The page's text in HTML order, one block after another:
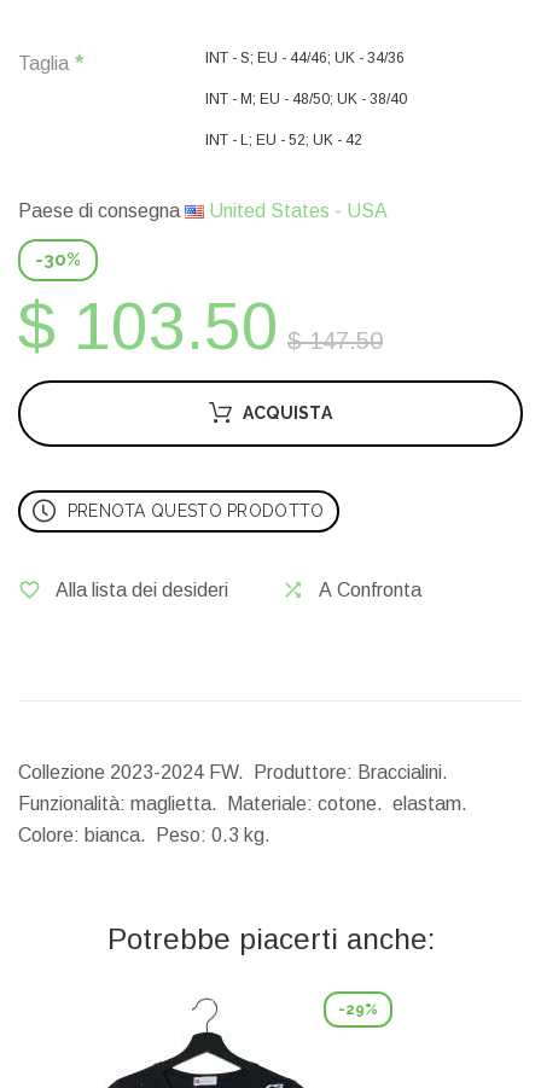
Taglia INT - S; EU - 44/46; UK - 34/36
INT - M; EU - 48/50; UK - 38/40
INT - L; EU - 52; UK - 42
Paese di consegna United States - USA
-30%
$ 103.50 $ 147.50
ACQUISTA
PRENOTA QUESTO PRODOTTO
Alla lista dei desideri A Confronta
Collezione 2023-2024 FW. Produttore: Braccialini.
Funzionalità: maglietta. Materiale: cotone. elastam.
Colore: bianca.
Peso: 0.3 kg.
Potrebbe piacerti anche:
-29%